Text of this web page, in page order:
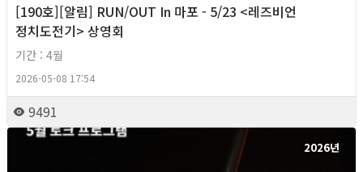
[190호][알림] RUN/OUT In 마포 - 5/23 <레즈비언
정치도전기> 상영회
기간 : 4월
2026-05-08 17:54
9491
2026년